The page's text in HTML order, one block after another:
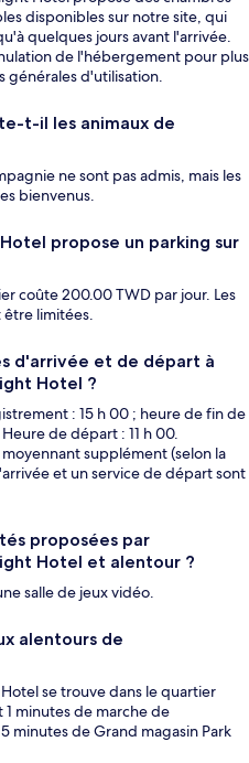
disponibles sur notre site, qui
quelques jours avant l'arrivée.
de l'hébergement pour plus
générales d'utilisation.
t-il les animaux de
ne sont pas admis, mais les
bienvenus.
propose un parking sur
coûte 200.00 TWD par jour. Les
limitées.
d'arrivée et de départ à
Hotel ?
: 15 h 00 ; heure de fin de
de départ : 11 h 00.
supplément (selon la
et un service de départ sont
proposées par
Hotel et alentour ?
salle de jeux vidéo.
alentours de
se trouve dans le quartier
minutes de marche de
minutes de Grand magasin Park